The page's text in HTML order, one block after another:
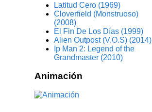
Latitud Cero (1969)
Cloverfield (Monstruoso)
(2008)
El Fin De Los Días (1999)
Alien Outpost (V.O.S) (2014)
Ip Man 2: Legend of the
Grandmaster (2010)
Animación